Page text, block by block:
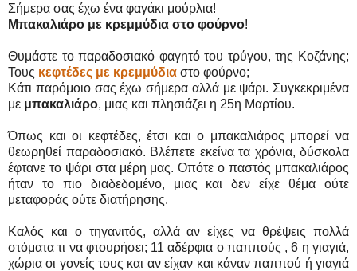
Σήμερα σας έχω ένα φαγάκι μούρλια!
Μπακαλιάρο με κρεμμύδια στο φούρνο!
Θυμάστε το παραδοσιακό φαγητό του τρύγου, της Κοζάνης;
Τους κεφτέδες με κρεμμύδια στο φούρνο;
Κάτι παρόμοιο σας έχω σήμερα αλλά με ψάρι. Συγκεκριμένα
με μπακαλιάρο, μιας και πλησιάζει η 25η Μαρτίου.
Όπως και οι κεφτέδες, έτσι και ο μπακαλιάρος μπορεί να
θεωρηθεί παραδοσιακό. Βλέπετε εκείνα τα χρόνια, δύσκολα
έφτανε το ψάρι στα μέρη μας. Οπότε ο παστός μπακαλιάρος
ήταν το πιο διαδεδομένο, μιας και δεν είχε θέμα ούτε
μεταφοράς ούτε διατήρησης.
Καλός και ο τηγανιτός, αλλά αν είχες να θρέψεις πολλά
στόματα τι να φτουρήσει; 11 αδέρφια ο παππούς , 6 η γιαγιά,
χώρια οι γονείς τους και αν είχαν και κάναν παππού ή γιαγιά